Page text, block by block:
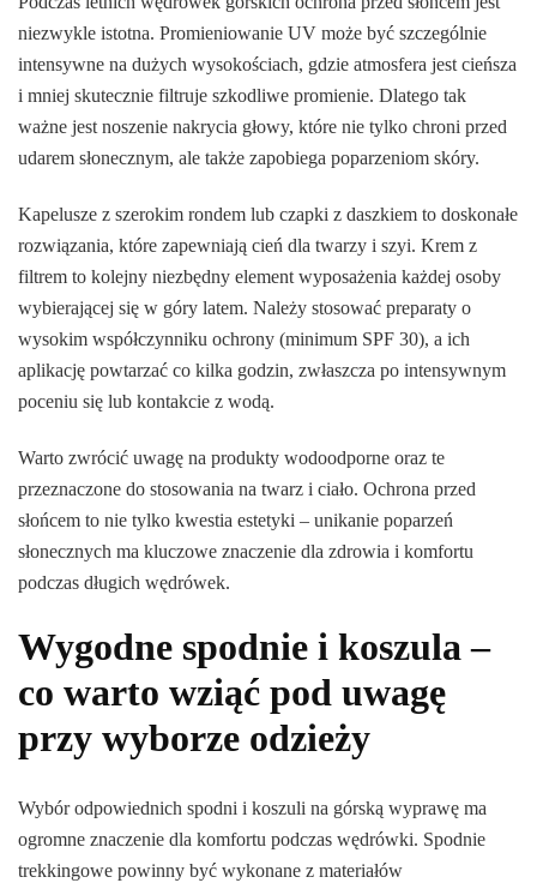
niezwykle istotna. Promieniowanie UV może być szczególnie
intensywne na dużych wysokościach, gdzie atmosfera jest cieńsza
i mniej skutecznie filtruje szkodliwe promienie. Dlatego tak
ważne jest noszenie nakrycia głowy, które nie tylko chroni przed
udarem słonecznym, ale także zapobiega poparzeniom skóry.
Kapelusze z szerokim rondem lub czapki z daszkiem to doskonałe
rozwiązania, które zapewniają cień dla twarzy i szyi. Krem z
filtrem to kolejny niezbędny element wyposażenia każdej osoby
wybierającej się w góry latem. Należy stosować preparaty o
wysokim współczynniku ochrony (minimum SPF 30), a ich
aplikację powtarzać co kilka godzin, zwłaszcza po intensywnym
poceniu się lub kontakcie z wodą.
Warto zwrócić uwagę na produkty wodoodporne oraz te
przeznaczone do stosowania na twarz i ciało. Ochrona przed
słońcem to nie tylko kwestia estetyki – unikanie poparzeń
słonecznych ma kluczowe znaczenie dla zdrowia i komfortu
podczas długich wędrówek.
Wygodne spodnie i koszula –
co warto wziąć pod uwagę
przy wyborze odzieży
Wybór odpowiednich spodni i koszuli na górską wyprawę ma
ogromne znaczenie dla komfortu podczas wędrówki. Spodnie
trekkingowe powinny być wykonane z materiałów